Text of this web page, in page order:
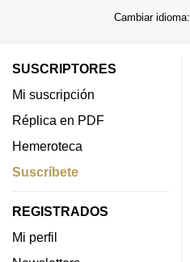
Cambiar idioma:
SUSCRIPTORES
Mi suscripción
Réplica en PDF
Hemeroteca
Suscríbete
REGISTRADOS
Mi perfil